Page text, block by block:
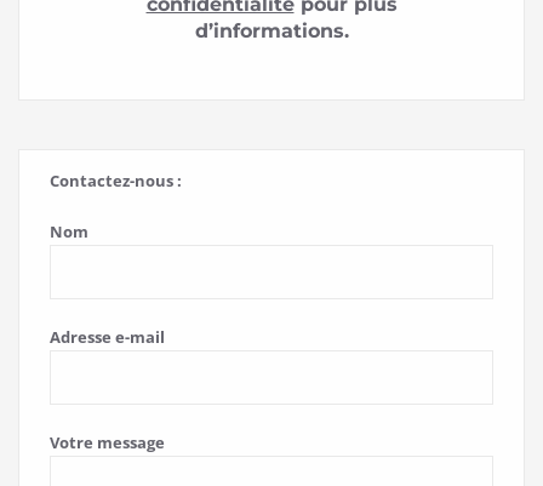
confidentialitépour plus
d’informations.
Contactez-nous :
Nom
Adresse e-mail
Votre message